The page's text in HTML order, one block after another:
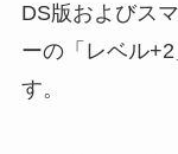
DS版およびス
ーの「レベル
す。